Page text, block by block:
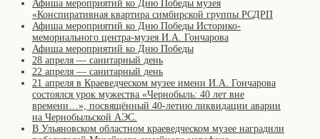
Афиша мероприятий ко Дню Победы музея
«Конспиративная квартира симбирской группы РСДРП
Афиша мероприятий ко Дню Победы Историко-
мемориального центра-музея И.А. Гончарова
Афиша мероприятий ко Дню Победы
28 апреля — санитарный день
22 апреля — санитарный день
21 апреля в Краеведческом музее имени И.А. Гончарова
состоялся урок мужества «Чернобыль: 40 лет вне
времени…», посвящённый 40-летию ликвидации аварии
на Чернобыльской АЭС.
В Ульяновском областном краеведческом музее наградили